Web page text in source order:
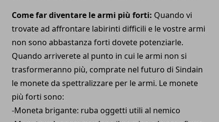
Come far diventare le armi più forti: Quando vi
trovate ad affrontare labirinti difficili e le vostre armi
non sono abbastanza forti dovete potenziarle.
Quando arriverete al punto in cui le armi non si
trasformeranno più, comprate nel futuro di Sindain
le monete da spettralizzare per le armi. Le monete
più forti sono:
-Moneta brigante: ruba oggetti utili al nemico